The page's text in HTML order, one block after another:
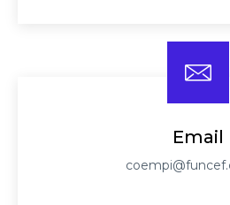
Email